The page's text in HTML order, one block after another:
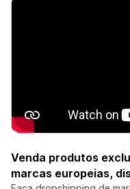
Venda produtos
marcas europeias,